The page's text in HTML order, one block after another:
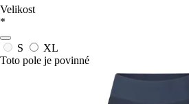
Velikost
*
S
XL
Toto pole je povinné